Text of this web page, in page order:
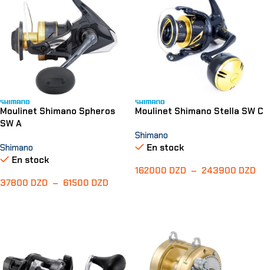
Moulinet Shimano Spheros
SW A
Shimano
En stock
37800 DZD – 61500 DZD
Moulinet Shimano Stella SW C
Shimano
En stock
162000 DZD – 243900 DZD